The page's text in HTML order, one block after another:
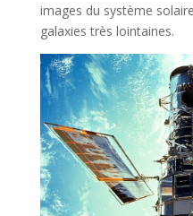
images du système
galaxies très lointaines.